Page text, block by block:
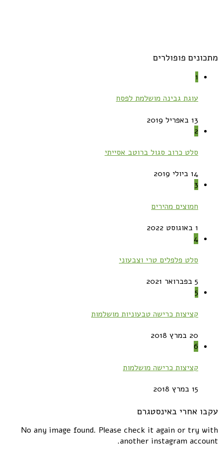
מתכונים פופולרים
1
עוגת גבינה מושלמת לפסח
13 באפריל 2019
2
סלט כרוב סגול ברוטב אסייתי
14 ביולי 2019
3
חמוצים מהירים
1 באוגוסט 2022
4
סלט פלפלים טרי וצבעוני
5 בפברואר 2021
5
קציצות כרישה טבעוניות מושלמות
20 במרץ 2018
6
קציצות כרישה מושלמות
15 במרץ 2018
עקבו אחרי באינסטגרם
No any image found. Please check it again or try with
another instagram account.